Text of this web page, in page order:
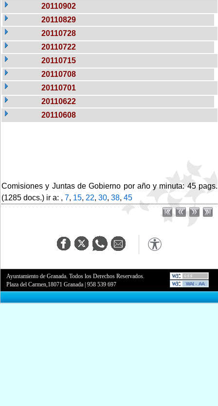
20110902
20110829
20110728
20110722
20110715
20110708
20110701
20110622
20110608
Comisiones y Juntas de Gobierno por año y minuta: 45 pags.
(1285 docs.) ir a: , 7, 15, 22, 30, 38, 45
Ayuntamiento de Granada. Todos los Derechos Reservados.
Plaza del Carmen,18071 Granada |958 539 697